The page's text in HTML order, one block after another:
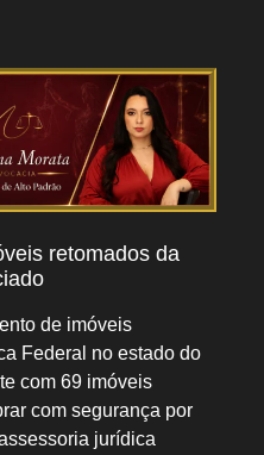
retomados da
de imóveis
Federal no estado do
com 69 imóveis
com segurança por
jurídica